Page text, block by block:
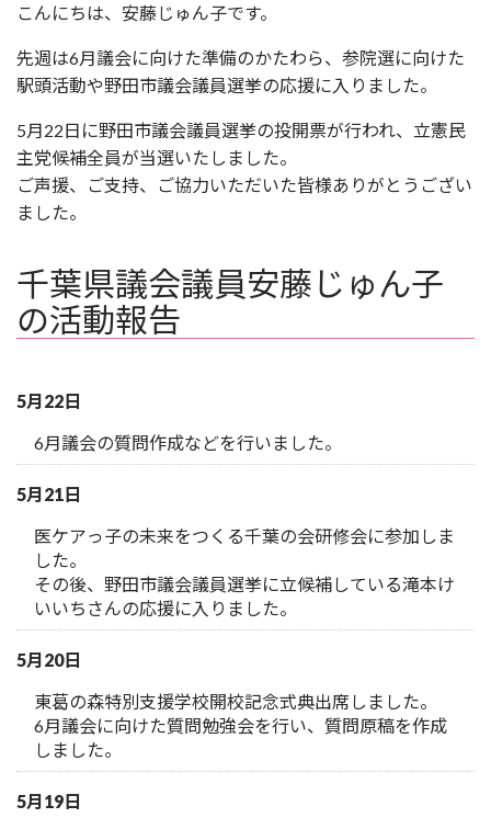
こんにちは、安藤じゅん子です。
先週は6月議会に向けた準備のかたわら、参院選に向けた
駅頭活動や野田市議会議員選挙の応援に入りました。
5月22日に野田市議会議員選挙の投開票が行われ、立憲民
主党候補全員が当選いたしました。
ご声援、ご支持、ご協力いただいた皆様ありがとうござい
ました。
千葉県議会議員安藤じゅん子
の活動報告
5月22日
6月議会の質問作成などを行いました。
5月21日
医ケアっ子の未来をつくる千葉の会研修会に参加しま
した。
その後、野田市議会議員選挙に立候補している滝本け
いいちさんの応援に入りました。
5月20日
東葛の森特別支援学校開校記念式典出席しました。
6月議会に向けた質問勉強会を行い、質問原稿を作成
しました。
5月19日